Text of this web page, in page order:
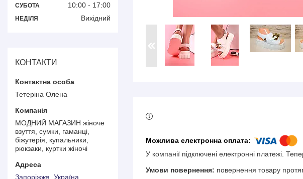
У компанії підключені електронні платежі.
повернення товару
СУБОТА 10:00 17:00
НЕДІЛЯ Вихідний
КОНТАКТИ
Тетеріна Олена
МОДНИЙ МАГАЗИН жіноче
взуття, сумки, гаманці,
біжутерія, купальники,
рюкзаки, куртки жіночі
Запоріжжя, Україна